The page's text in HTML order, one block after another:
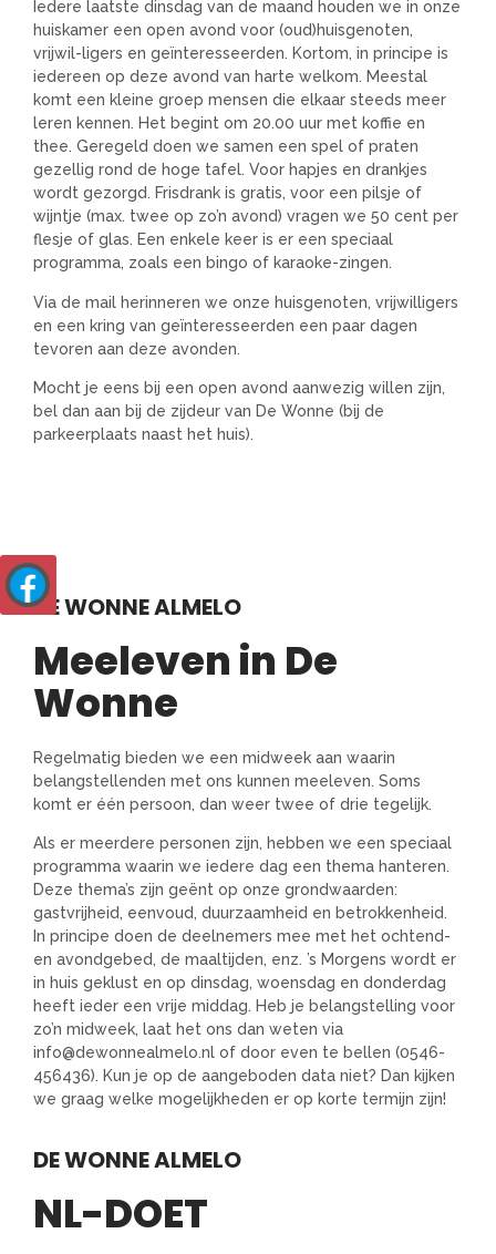
Iedere laatste dinsdag van de maand houden we in onze
huiskamer een open avond voor (oud)huisgenoten,
vrijwil-ligers en geïnteresseerden. Kortom, in principe is
iedereen op deze avond van harte welkom. Meestal
komt een kleine groep mensen die elkaar steeds meer
leren kennen. Het begint om 20.00 uur met koffie en
thee. Geregeld doen we samen een spel of praten
gezellig rond de hoge tafel. Voor hapjes en drankjes
wordt gezorgd. Frisdrank is gratis, voor een pilsje of
wijntje (max. twee op zo’n avond) vragen we 50 cent per
flesje of glas. Een enkele keer is er een speciaal
programma, zoals een bingo of karaoke-zingen.
Via de mail herinneren we onze huisgenoten, vrijwilligers
en een kring van geïnteresseerden een paar dagen
tevoren aan deze avonden.
Mocht je eens bij een open avond aanwezig willen zijn,
bel dan aan bij de zijdeur van De Wonne (bij de
parkeerplaats naast het huis).
DE WONNE ALMELO
Meeleven in De
Wonne
Regelmatig bieden we een midweek aan waarin
belangstellenden met ons kunnen meeleven. Soms
komt er één persoon, dan weer twee of drie tegelijk.
Als er meerdere personen zijn, hebben we een speciaal
programma waarin we iedere dag een thema hanteren.
Deze thema’s zijn geënt op onze grondwaarden:
gastvrijheid, eenvoud, duurzaamheid en betrokkenheid.
In principe doen de deelnemers mee met het ochtend-
en avondgebed, de maaltijden, enz. ’s Morgens wordt er
in huis geklust en op dinsdag, woensdag en donderdag
heeft ieder een vrije middag. Heb je belangstelling voor
zo’n midweek, laat het ons dan weten via
info@dewonnealmelo.nl of door even te bellen (0546-
456436). Kun je op de aangeboden data niet? Dan kijken
we graag welke mogelijkheden er op korte termijn zijn!
DE WONNE ALMELO
NL-DOET